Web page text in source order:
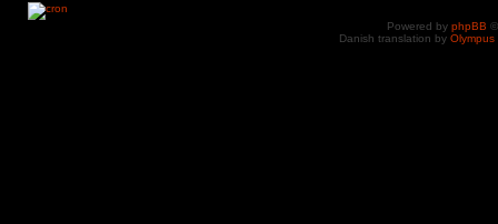
Powered by phpBB
Danish translation by Olympus